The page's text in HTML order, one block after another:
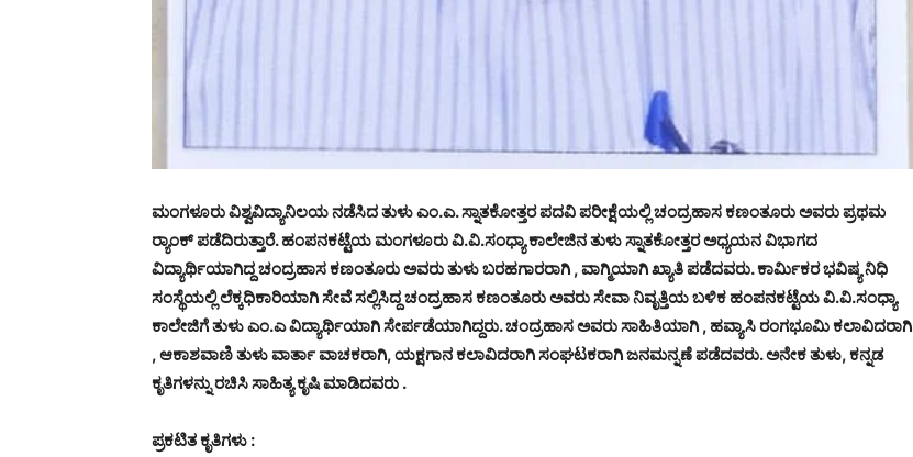
ಮಂಗಳೂರು ವಿಶ್ವವಿದ್ಯಾನಿಲಯ ನಡೆಸಿದ ತುಳು ಎಂ.ಎ. ಸ್ನಾತಕೋತ್ತರ ಪದವಿ ಪರೀಕ್ಷೆಯಲ್ಲಿ ಚಂದ್ರಹಾಸ ಕಣಂತೂರು ಅವರು ಪ್ರಥಮ
ರ್‍ಯಾಂಕ್ ಪಡೆದಿರುತ್ತಾರೆ. ಹಂಪನಕಟ್ಟೆಯ ಮಂಗಳೂರು ವಿ.ವಿ.ಸಂಧ್ಯಾ ಕಾಲೇಜಿನ ತುಳು ಸ್ನಾತಕೋತ್ತರ ಅಧ್ಯಯನ ವಿಭಾಗದ
ವಿದ್ಯಾರ್ಥಿಯಾಗಿದ್ದ ಚಂದ್ರಹಾಸ ಕಣಂತೂರು ಅವರು ತುಳು ಬರಹಗಾರರಾಗಿ , ವಾಗ್ಮಿಯಾಗಿ ಖ್ಯಾತಿ ಪಡೆದವರು. ಕಾರ್ಮಿಕರ ಭವಿಷ್ಯ ನಿಧಿ
ಸಂಸ್ಥೆಯಲ್ಲಿ ಲೆಕ್ಕಧಿಕಾರಿಯಾಗಿ ಸೇವೆ ಸಲ್ಲಿಸಿದ್ದ ಚಂದ್ರಹಾಸ ಕಣಂತೂರು ಅವರು ಸೇವಾ ನಿವೃತ್ತಿಯ ಬಳಿಕ ಹಂಪನಕಟ್ಟೆಯ ವಿ.ವಿ.ಸಂಧ್ಯಾ
ಕಾಲೇಜಿಗೆ ತುಳು ಎಂ.ಎ ವಿದ್ಯಾರ್ಥಿಯಾಗಿ ಸೇರ್ಪಡೆಯಾಗಿದ್ದರು. ಚಂದ್ರಹಾಸ ಅವರು ಸಾಹಿತಿಯಾಗಿ , ಹವ್ಯಾಸಿ ರಂಗಭೂಮಿ ಕಲಾವಿದರಾಗಿ
, ಆಕಾಶವಾಣಿ ತುಳು ವಾರ್ತಾ ವಾಚಕರಾಗಿ, ಯಕ್ಷಗಾನ ಕಲಾವಿದರಾಗಿ ಸಂಘಟಕರಾಗಿ ಜನಮನ್ನಣೆ ಪಡೆದವರು. ಅನೇಕ ತುಳು, ಕನ್ನಡ
ಕೃತಿಗಳನ್ನು ರಚಿಸಿ ಸಾಹಿತ್ಯ ಕೃಷಿ ಮಾಡಿದವರು .
ಪ್ರಕಟಿತ ಕೃತಿಗಳು :